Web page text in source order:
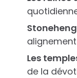
Les
de la